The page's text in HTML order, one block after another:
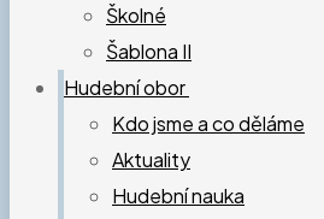
Školné
Šablona II
Hudební obor
Kdo jsme a co děláme
Aktuality
Hudební nauka